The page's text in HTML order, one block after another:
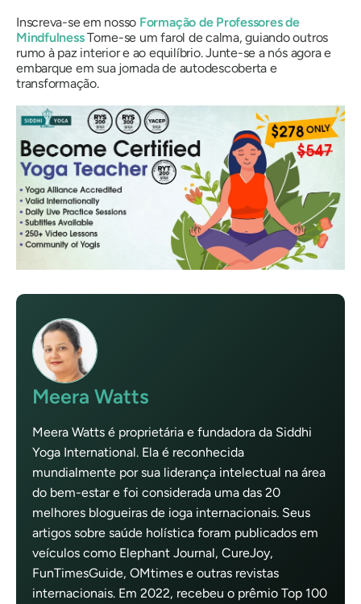
Inscreva-se em nosso Formação de Professores de
MindfulnessTorne-se um farol de calma, guiando outros
rumo à paz interior e ao equilíbrio. Junte-se a nós agora e
embarque em sua jornada de autodescoberta e
transformação.
Meera Watts
Meera Watts é proprietária e fundadora da Siddhi
Yoga International. Ela é reconhecida
mundialmente por sua liderança intelectual na área
do bem-estar e foi considerada uma das 20
melhores blogueiras de ioga internacionais. Seus
artigos sobre saúde holística foram publicados em
veículos como Elephant Journal, CureJoy,
FunTimesGuide, OMtimes e outras revistas
internacionais. Em 2022, recebeu o prêmio Top 100